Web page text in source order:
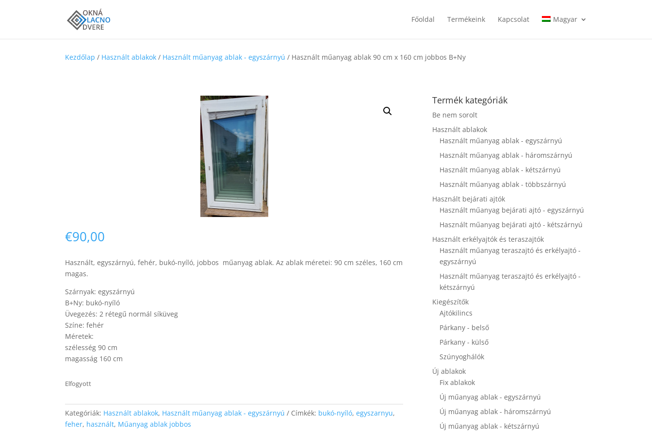
Főoldal Termékeink Kapcsolat Magyar
Kezdőlap / Használt ablakok / Használt műanyag ablak - egyszárnyú / Használt műanyag ablak 90 cm x 160 cm jobbos B+Ny
€90,00
Használt, egyszárnyú, fehér, bukó-nyíló, jobbos műanyag ablak. Az ablak méretei: 90 cm széles, 160 cm
magas.
Szárnyak: egyszárnyú
B+Ny: bukó-nyíló
Üvegezés: 2 rétegű normál síküveg
Színe: fehér
Méretek:
szélesség 90 cm
magasság 160 cm
Elfogyott
Kategóriák: Használt ablakok, Használt műanyag ablak - egyszárnyú Címkék: bukó-nyíló,egyszarnyu,
feher, használt, Műanyag ablak jobbos
Termék kategóriák
Be nem sorolt
Használt ablakok
Használt műanyag ablak - egyszárnyú
Használt műanyag ablak - háromszárnyú
Használt műanyag ablak - kétszárnyú
Használt műanyag ablak - többszárnyú
Használt bejárati ajtók
Használt műanyag bejárati ajtó - egyszárnyú
Használt műanyag bejárati ajtó - kétszárnyú
Használt erkélyajtók és teraszajtók
Használt műanyag teraszajtó és erkélyajtó -
egyszárnyú
Használt műanyag teraszajtó és erkélyajtó -
kétszárnyú
Kiegészítők
Ajtókilincs
Párkany - belső
Párkany - külső
Szúnyoghálók
Új ablakok
Fix ablakok
Új műanyag ablak - egyszárnyú
Új műanyag ablak - háromszárnyú
Új műanyag ablak - kétszárnyú
In order for